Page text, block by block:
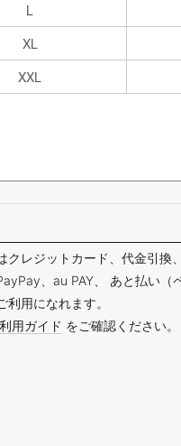
L
XL
XXL
クレジットカード、代金引換、
、au PAY、 あと払い（
利用になれます。
用ガイド をご確認ください。